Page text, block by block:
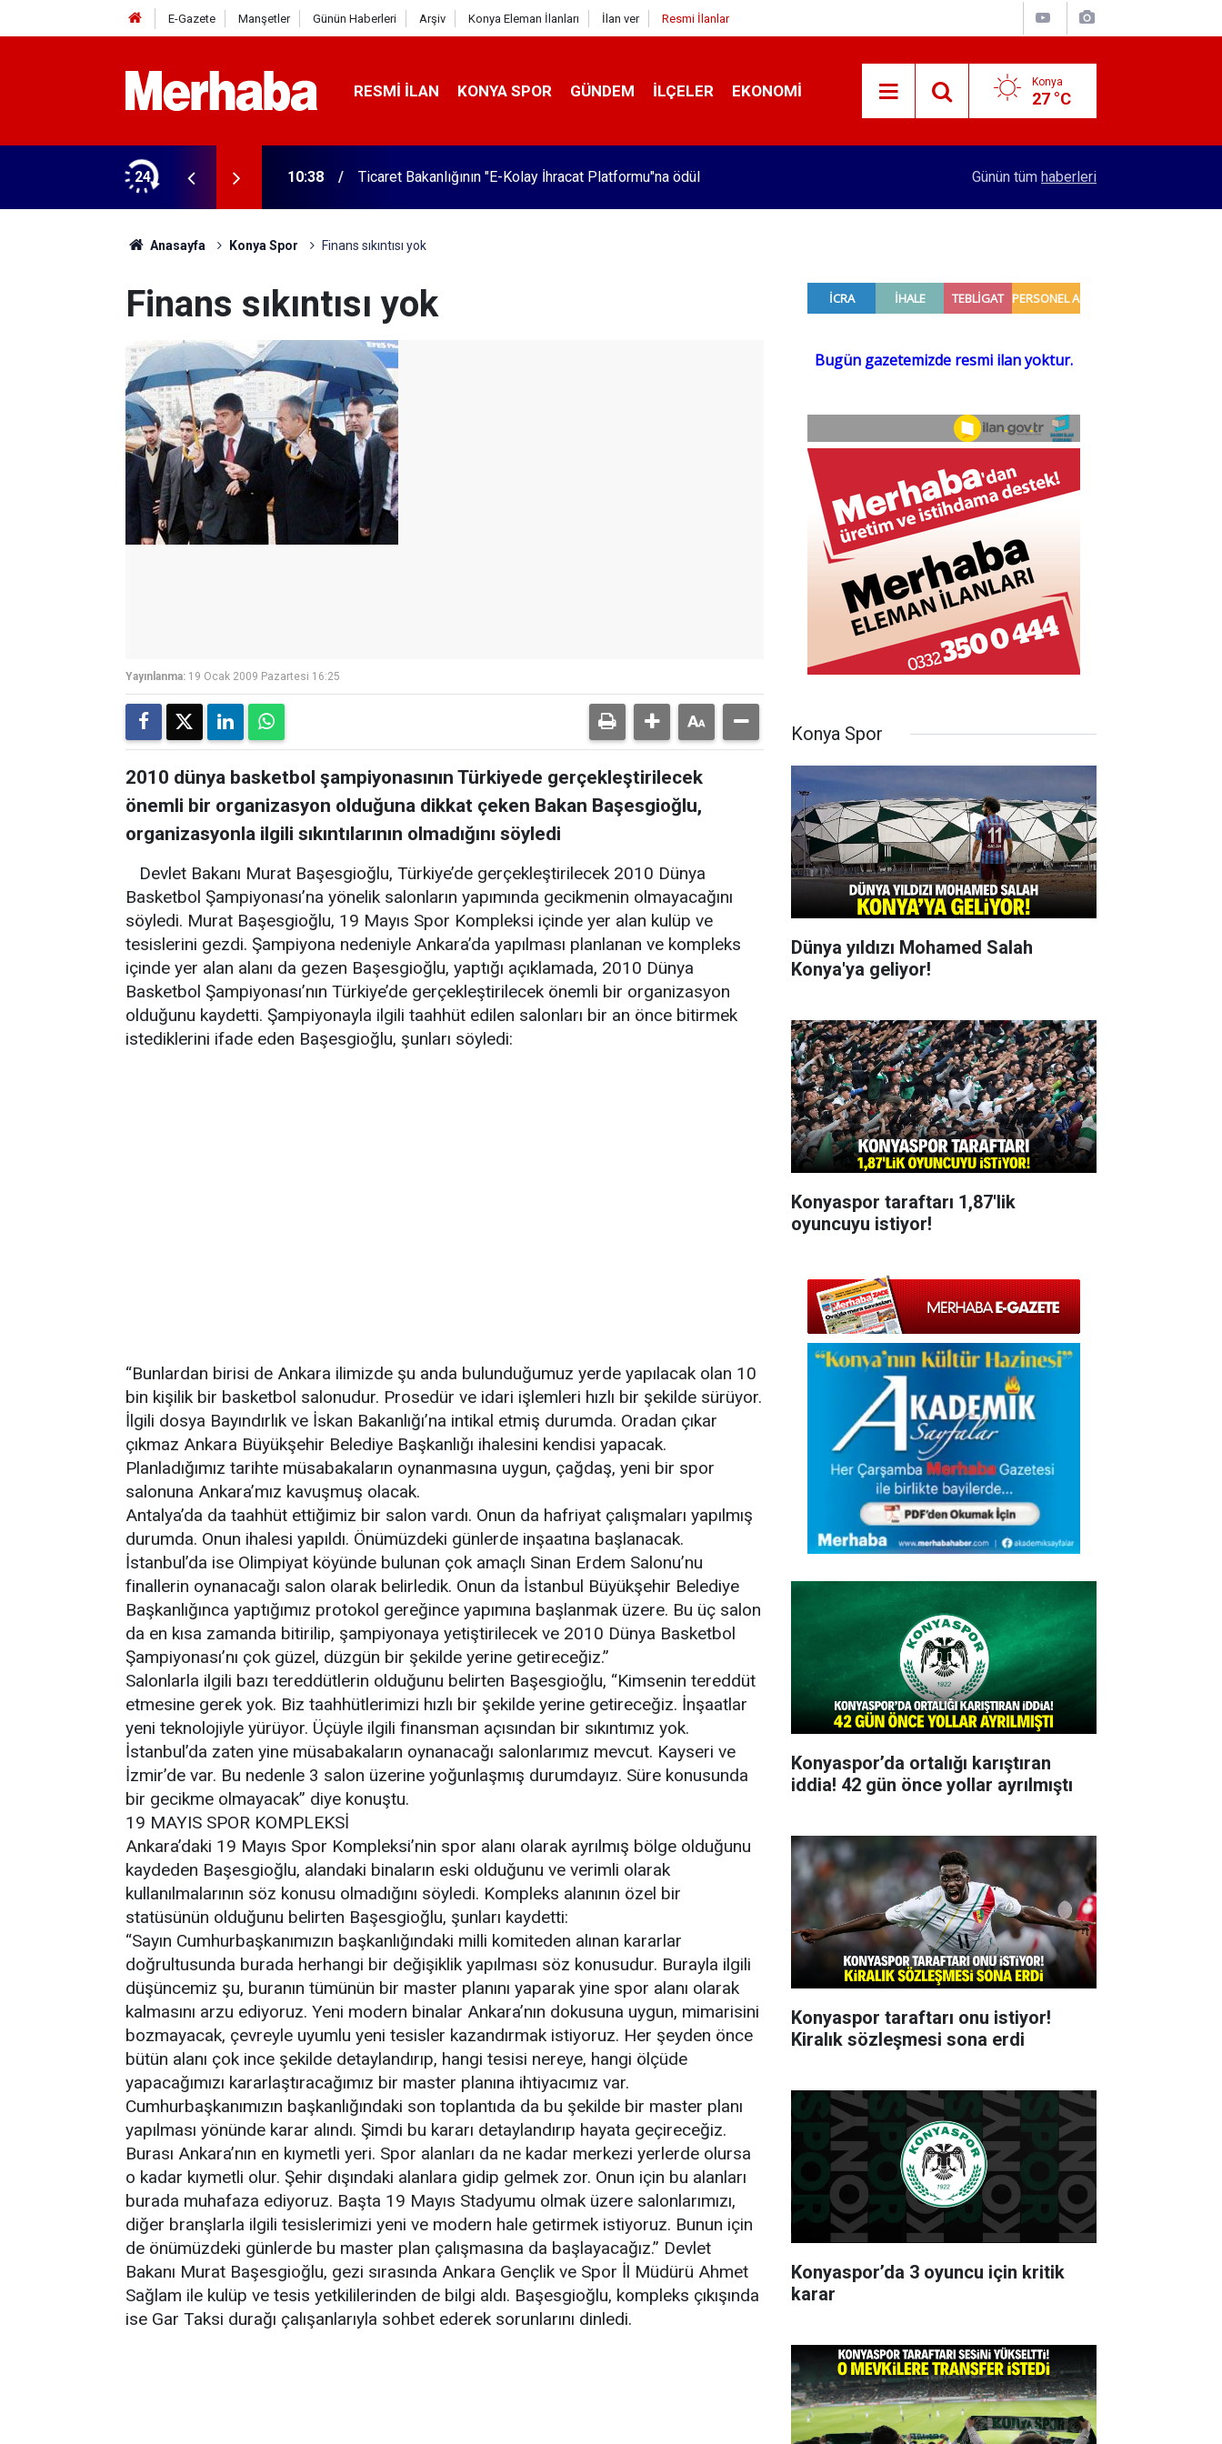
E-Gazete Manşetler Günün Haberleri Arşiv Konya Eleman İlanları İlan ver Resmi İlanlar
RESMI İLAN KONYA SPOR GÜNDEM İLÇELER EKONOMI Konya
27 °C
24 10:38 Ticaret Bakanlığının "E-Kolay İhracat Platformu"na ödül Benzin ve motorin fiyatlarında eksik
Günün tüm haberleri
Anasayfa Konya Spor Finans sıkıntısı yok
Finans sıkıntısı yok
Yayınlanma: 19 Ocak 2009 Pazartesi 16:25
2010 dünya basketbol şampiyonasının Türkiyede gerçekleştirilecek
önemli bir organizasyon olduğuna dikkat çeken Bakan Başesgioğlu,
organizasyonla ilgili sıkıntılarının olmadığını söyledi
Devlet Bakanı Murat Başesgioğlu, Türkiye’de gerçekleştirilecek 2010 Dünya
Basketbol Şampiyonası’na yönelik salonların yapımında gecikmenin olmayacağını
söyledi. Murat Başesgioğlu, 19 Mayıs Spor Kompleksi içinde yer alan kulüp ve
tesislerini gezdi. Şampiyona nedeniyle Ankara’da yapılması planlanan ve kompleks
içinde yer alan alanı da gezen Başesgioğlu, yaptığı açıklamada, 2010 Dünya
Basketbol Şampiyonası’nın Türkiye’de gerçekleştirilecek önemli bir organizasyon
olduğunu kaydetti. Şampiyonayla ilgili taahhüt edilen salonları bir an önce bitirmek
istediklerini ifade eden Başesgioğlu, şunları söyledi:
“Bunlardan birisi de Ankara ilimizde şu anda bulunduğumuz yerde yapılacak olan 10
bin kişilik bir basketbol salonudur. Prosedür ve idari işlemleri hızlı bir şekilde sürüyor.
İlgili dosya Bayındırlık ve İskan Bakanlığı’na intikal etmiş durumda. Oradan çıkar
çıkmaz Ankara Büyükşehir Belediye Başkanlığı ihalesini kendisi yapacak.
Planladığımız tarihte müsabakaların oynanmasına uygun, çağdaş, yeni bir spor
salonuna Ankara’mız kavuşmuş olacak.
Antalya’da da taahhüt ettiğimiz bir salon vardı. Onun da hafriyat çalışmaları yapılmış
durumda. Onun ihalesi yapıldı. Önümüzdeki günlerde inşaatına başlanacak.
İstanbul’da ise Olimpiyat köyünde bulunan çok amaçlı Sinan Erdem Salonu’nu
finallerin oynanacağı salon olarak belirledik. Onun da İstanbul Büyükşehir Belediye
Başkanlığınca yaptığımız protokol gereğince yapımına başlanmak üzere. Bu üç salon
da en kısa zamanda bitirilip, şampiyonaya yetiştirilecek ve 2010 Dünya Basketbol
Şampiyonası’nı çok güzel, düzgün bir şekilde yerine getireceğiz.”
Salonlarla ilgili bazı tereddütlerin olduğunu belirten Başesgioğlu, “Kimsenin tereddüt
etmesine gerek yok. Biz taahhütlerimizi hızlı bir şekilde yerine getireceğiz. İnşaatlar
yeni teknolojiyle yürüyor. Üçüyle ilgili finansman açısından bir sıkıntımız yok.
İstanbul’da zaten yine müsabakaların oynanacağı salonlarımız mevcut. Kayseri ve
İzmir’de var. Bu nedenle 3 salon üzerine yoğunlaşmış durumdayız. Süre konusunda
bir gecikme olmayacak” diye konuştu.
19 MAYIS SPOR KOMPLEKSİ
Ankara’daki 19 Mayıs Spor Kompleksi’nin spor alanı olarak ayrılmış bölge olduğunu
kaydeden Başesgioğlu, alandaki binaların eski olduğunu ve verimli olarak
kullanılmalarının söz konusu olmadığını söyledi. Kompleks alanının özel bir
statüsünün olduğunu belirten Başesgioğlu, şunları kaydetti:
“Sayın Cumhurbaşkanımızın başkanlığındaki milli komiteden alınan kararlar
doğrultusunda burada herhangi bir değişiklik yapılması söz konusudur. Burayla ilgili
düşüncemiz şu, buranın tümünün bir master planını yaparak yine spor alanı olarak
kalmasını arzu ediyoruz. Yeni modern binalar Ankara’nın dokusuna uygun, mimarisini
bozmayacak, çevreyle uyumlu yeni tesisler kazandırmak istiyoruz. Her şeyden önce
bütün alanı çok ince şekilde detaylandırıp, hangi tesisi nereye, hangi ölçüde
yapacağımızı kararlaştıracağımız bir master planına ihtiyacımız var.
Cumhurbaşkanımızın başkanlığındaki son toplantıda da bu şekilde bir master planı
yapılması yönünde karar alındı. Şimdi bu kararı detaylandırıp hayata geçireceğiz.
Burası Ankara’nın en kıymetli yeri. Spor alanları da ne kadar merkezi yerlerde olursa
o kadar kıymetli olur. Şehir dışındaki alanlara gidip gelmek zor. Onun için bu alanları
burada muhafaza ediyoruz. Başta 19 Mayıs Stadyumu olmak üzere salonlarımızı,
diğer branşlarla ilgili tesislerimizi yeni ve modern hale getirmek istiyoruz. Bunun için
de önümüzdeki günlerde bu master plan çalışmasına da başlayacağız.” Devlet
Bakanı Murat Başesgioğlu, gezi sırasında Ankara Gençlik ve Spor İl Müdürü Ahmet
Sağlam ile kulüp ve tesis yetkililerinden de bilgi aldı. Başesgioğlu, kompleks çıkışında
ise Gar Taksi durağı çalışanlarıyla sohbet ederek sorunlarını dinledi.
Konya Spor
Dünya yıldızı Mohamed Salah
Konya'ya geliyor!
Konyaspor taraftarı 1,87'lik
oyuncuyu istiyor!
Konyaspor’da ortalığı karıştıran
iddia! 42 gün önce yollar ayrılmıştı
Konyaspor taraftarı onu istiyor!
Kiralık sözleşmesi sona erdi
Konyaspor’da 3 oyuncu için kritik
karar